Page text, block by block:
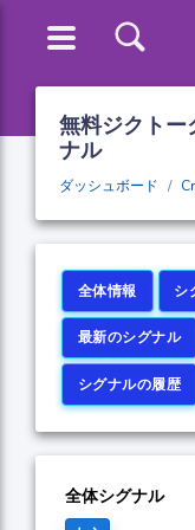
無料ジクトー
ナル
ダッシュボード
全体情報 シ
最新のシグナル
シグナルの履歴
全体シグナル